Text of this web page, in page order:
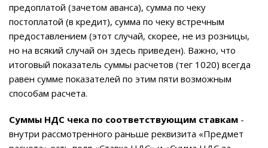
предоплатой (зачетом аванса), сумма по чеку
постоплатой (в кредит), сумма по чеку встречным
предоставлением (этот случай, скорее, не из розницы,
но на всякий случай он здесь приведен). Важно, что
итоговый показатель суммы расчетов (тег 1020) всегда
равен сумме показателей по этим пяти возможным
способам расчета.
Суммы НДС чека по соответствующим ставкам -
внутри рассмотренного раньше реквизита «Предмет